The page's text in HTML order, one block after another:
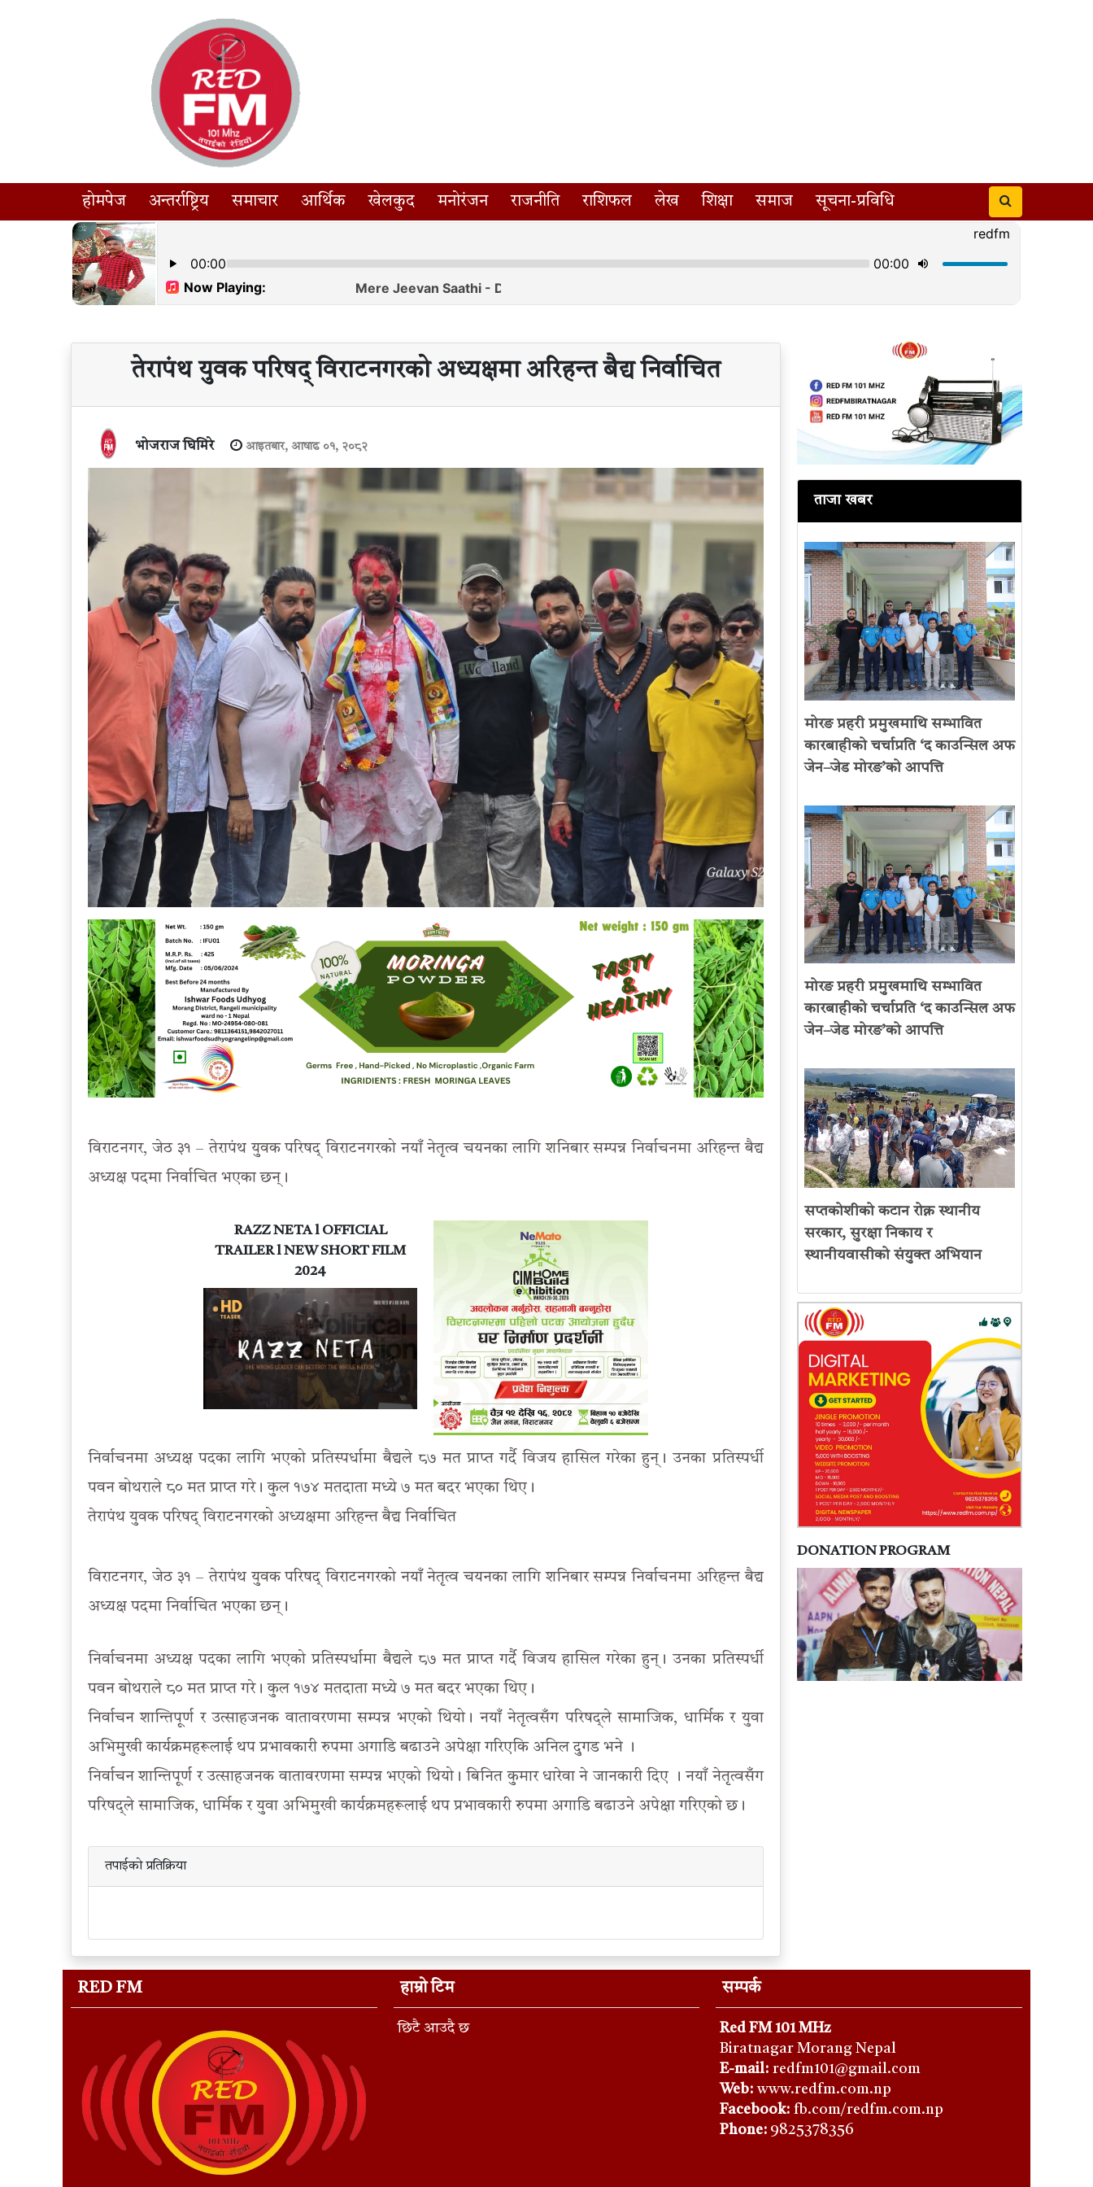
होमपेज अन्तर्राष्ट्रिय समाचार आर्थिक खेलकुद मनोरंजन राजनीति राशिफल लेख शिक्षा समाज सूचना-प्रविधि
तेरापंथ युवक परिषद् विराटनगरको अध्यक्षमा अरिहन्त बैद्य निर्वाचित
भोजराज घिमिरे आइतबार, आषाढ ०१, २०८२
विराटनगर, जेठ ३१ – तेरापंथ युवक परिषद् विराटनगरको नयाँ नेतृत्व चयनका लागि शनिबार सम्पन्न निर्वाचनमा अरिहन्त बैद्य
अध्यक्ष पदमा निर्वाचित भएका छन्।
RAZZ NETA l OFFICIAL
TRAILER l NEW SHORT FILM
2024
निर्वाचनमा अध्यक्ष पदका लागि भएको प्रतिस्पर्धामा बैद्यले ८७ मत प्राप्त गर्दै विजय हासिल गरेका हुन्। उनका प्रतिस्पर्धी
पवन बोथराले ८० मत प्राप्त गरे। कुल १७४ मतदाता मध्ये ७ मत बदर भएका थिए।
तेरापंथ युवक परिषद् विराटनगरको अध्यक्षमा अरिहन्त बैद्य निर्वाचित
विराटनगर, जेठ ३१ – तेरापंथ युवक परिषद् विराटनगरको नयाँ नेतृत्व चयनका लागि शनिबार सम्पन्न निर्वाचनमा अरिहन्त बैद्य
अध्यक्ष पदमा निर्वाचित भएका छन्।
निर्वाचनमा अध्यक्ष पदका लागि भएको प्रतिस्पर्धामा बैद्यले ८७ मत प्राप्त गर्दै विजय हासिल गरेका हुन्। उनका प्रतिस्पर्धी
पवन बोथराले ८० मत प्राप्त गरे। कुल १७४ मतदाता मध्ये ७ मत बदर भएका थिए।
निर्वाचन शान्तिपूर्ण र उत्साहजनक वातावरणमा सम्पन्न भएको थियो। नयाँ नेतृत्वसँग परिषद्ले सामाजिक, धार्मिक र युवा
अभिमुखी कार्यक्रमहरूलाई थप प्रभावकारी रुपमा अगाडि बढाउने अपेक्षा गरिएकि अनिल दुगड भने ।
निर्वाचन शान्तिपूर्ण र उत्साहजनक वातावरणमा सम्पन्न भएको थियो। बिनित कुमार धारेवा ने जानकारी दिए । नयाँ नेतृत्वसँग
परिषद्ले सामाजिक, धार्मिक र युवा अभिमुखी कार्यक्रमहरूलाई थप प्रभावकारी रुपमा अगाडि बढाउने अपेक्षा गरिएको छ।
तपाईको प्रतिक्रिया
ताजा खबर
मोरङ प्रहरी प्रमुखमाथि सम्भावित
कारबाहीको चर्चाप्रति ‘द काउन्सिल अफ
जेन–जेड मोरङ’को आपत्ति
मोरङ प्रहरी प्रमुखमाथि सम्भावित
कारबाहीको चर्चाप्रति ‘द काउन्सिल अफ
जेन–जेड मोरङ’को आपत्ति
सप्तकोशीको कटान रोक्न स्थानीय
सरकार, सुरक्षा निकाय र
स्थानीयवासीको संयुक्त अभियान
DONATION PROGRAM
RED FM हाम्रो टिम
छिटै आउदै छ
सम्पर्क
Red FM 101 MHz
Biratnagar Morang Nepal
E-mail: redfm101@gmail.com
Web: www.redfm.com.np
Facebook:fb.com/redfm.com.np
Phone: 9825378356